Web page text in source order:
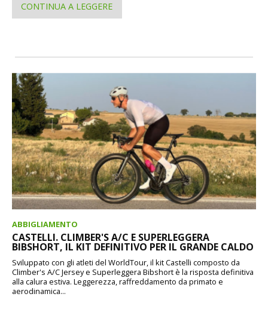
CONTINUA A LEGGERE
ABBIGLIAMENTO
CASTELLI. CLIMBER'S A/C E SUPERLEGGERA
BIBSHORT, IL KIT DEFINITIVO PER IL GRANDE CALDO
Sviluppato con gli atleti del WorldTour, il kit Castelli composto da
Climber's A/C Jersey e Superleggera Bibshort è la risposta definitiva
alla calura estiva. Leggerezza, raffreddamento da primato e
aerodinamica...